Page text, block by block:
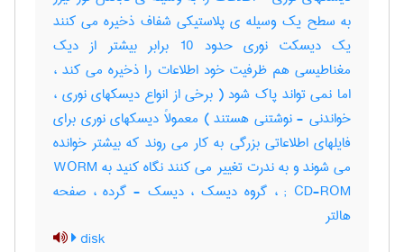
به سطح یک وسیله ی پلاستیکی شفاف ذخیره می کنند
یک دیسکت نوری حدود 10 برابر بیشتر از دیک
مغناطیسی هم ظرفیت خود اطلاعات را ذخیره می کند ،
اما نمی تواند پاک شود ( برخی از انواع دیسکهای نوری ،
خواندنی - نوشتنی هستند ) معمولاً دیسکهای نوری برای
فایلهای اطلاعاتی بزرگی به کار می روند که بیشتر خوانده
می شوند و به ندرت تغییر می کنند نگاه کنید به WORM
; CD-ROM ، گروه دیسک ، دیسک - گرده ، صفحه
هالتر
disk